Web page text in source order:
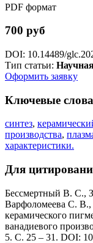
PDF формат
700 руб
DOI: 10.14489/
Тип статьи:
Оформить заявку
Ключевые слова
синтез,
производства,
характеристики.
Для
Бессмертный В. С.,
Варфоломеева С.
керамического
ванадиевого
5. С. 25 – 31. DOI: